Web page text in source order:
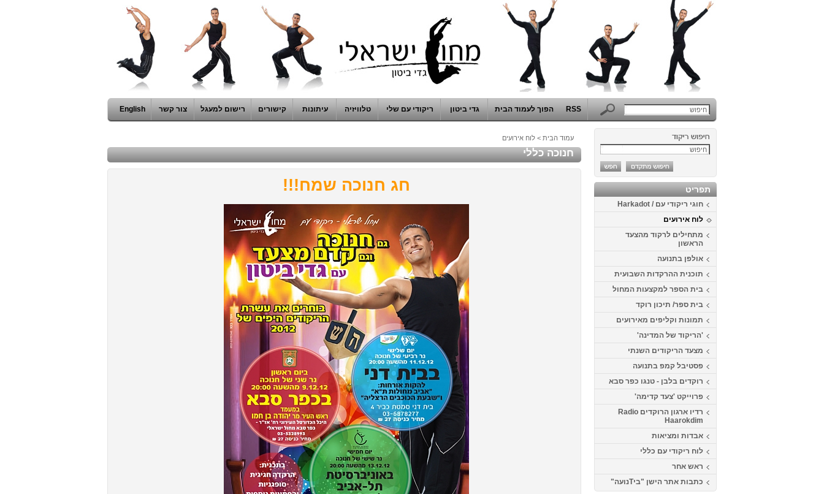
RSS הפוך לעמוד הבית גדי ביטון ריקודי עם שלי טלוויזיה עיתונות קישורים רישום למעגל צור קשר English
תפריט
חוגי ריקודי עם / Harkadot
לוח אירועים
מתחילים לרקוד מהצעד
הראשון
אולפן בתנועה
תוכנית ההרקדות השבועית
בית הספר למקצעות המחול
בית ספר/ תיכון רוקד
תמונות וקליפים מאירועים
'הריקוד של המדינה'
מצעד הריקודים השנתי
פסטיבל קמפ בתנועה
רוקדים בלבן - טנגו כפר סבא
פרוייקט 'צעד קדימה'
רדיו ארגון הרוקדים Radio
Haarokdim
אבדות ומציאות
לוח ריקודי עם כללי
ראש אחר
כתבות אתר הישן "ביTנועה"
עמוד הבית > לוח אירועים
חנוכה כללי
חג חנוכה שמח!!!